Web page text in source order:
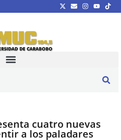
cuatro nuevas
a los paladares